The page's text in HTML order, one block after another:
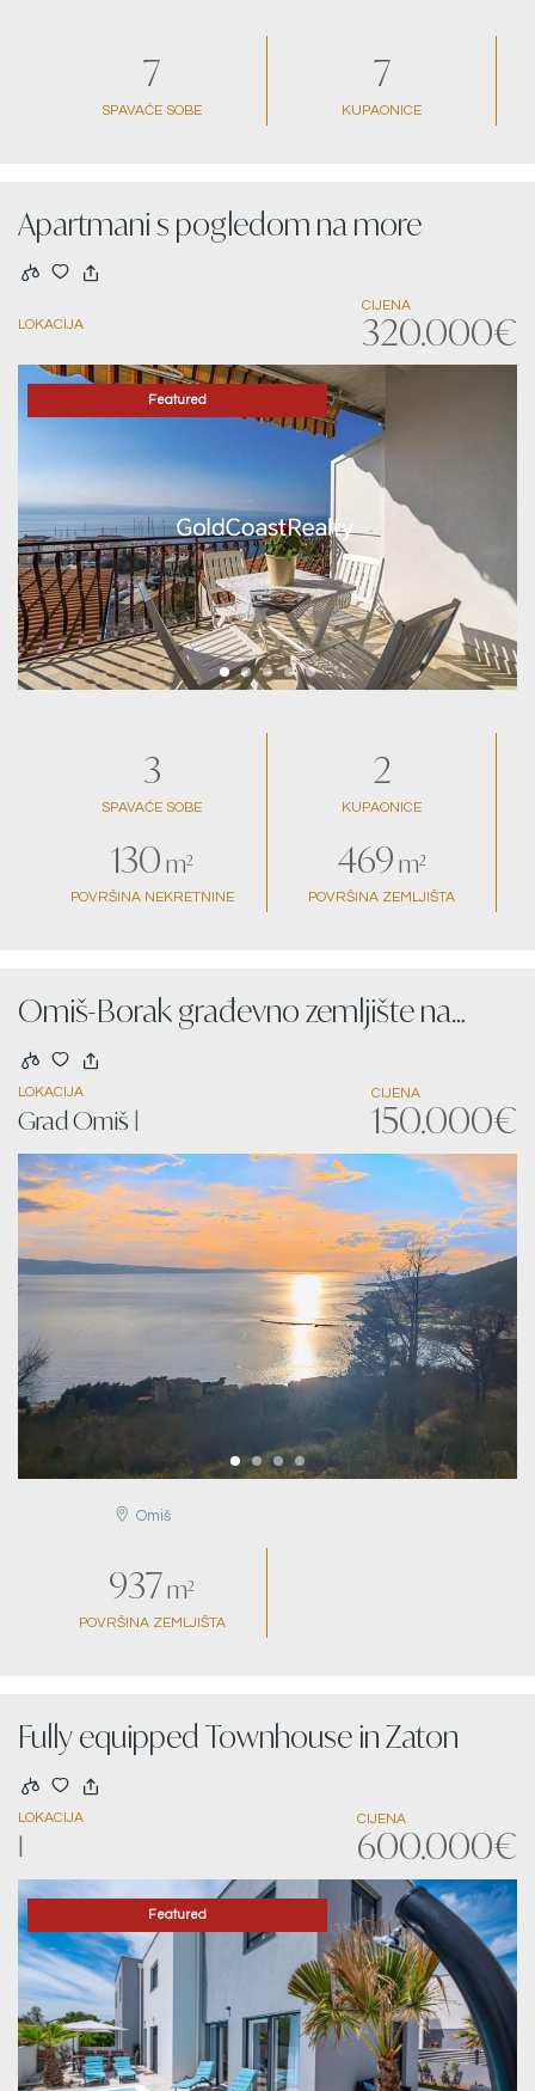
7
SPAVAĆE SOBE
7
KUPAONICE
Apartmani s pogledom na more
LOKACIJA
CIJENA
320.000€
Featured
3
SPAVAĆE SOBE
2
KUPAONICE
130 m²
POVRŠINA NEKRETNINE
469 m²
POVRŠINA ZEMLJIŠTA
Omiš-Borak građevno zemljište na
prodaju
LOKACIJA
Grad Omiš |
CIJENA
150.000€
Omiš
937m²
POVRŠINA ZEMLJIŠTA
Fully equipped Townhouse in Zaton
LOKACIJA
|
CIJENA
600.000€
Featured